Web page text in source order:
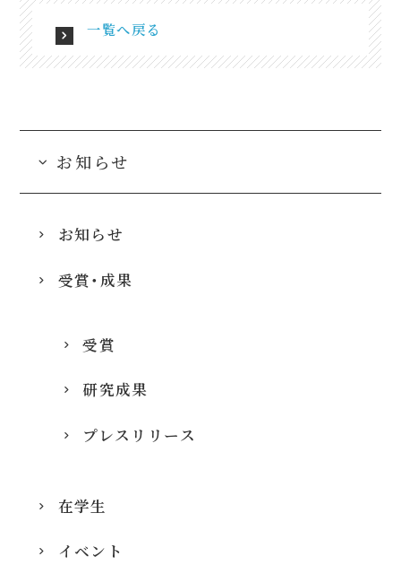
一覧へ戻る
お知らせ
お知らせ
受賞・成果
受賞
研究成果
プレスリリース
在学生
イベント